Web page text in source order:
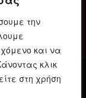
την
και να
κλικ
στη χρήση
χρήσης